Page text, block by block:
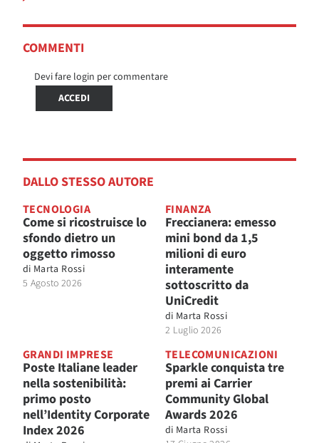
COMMENTI
Devi fare login per commentare
ACCEDI
DALLO STESSO AUTORE
TECNOLOGIA
Come si ricostruisce lo
sfondo dietro un
oggetto rimosso
di Marta Rossi
5 Agosto 2026
FINANZA
Freccianera: emesso
mini bond da 1,5
milioni di euro
interamente
sottoscritto da
UniCredit
di Marta Rossi
2 Luglio 2026
GRANDI IMPRESE
Poste Italiane leader
nella sostenibilità:
primo posto
nell’Identity Corporate
Index 2026
TELECOMUNICAZIONI
Sparkle conquista tre
premi ai Carrier
Community Global
Awards 2026
di Marta Rossi